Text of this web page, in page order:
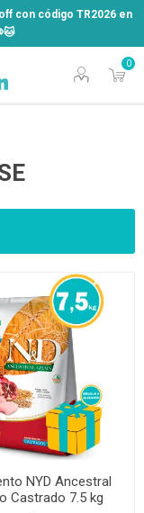
con código TR2026 en
0
off con código TR2026 en
NYD Ancestral
Castrado 7.5 kg